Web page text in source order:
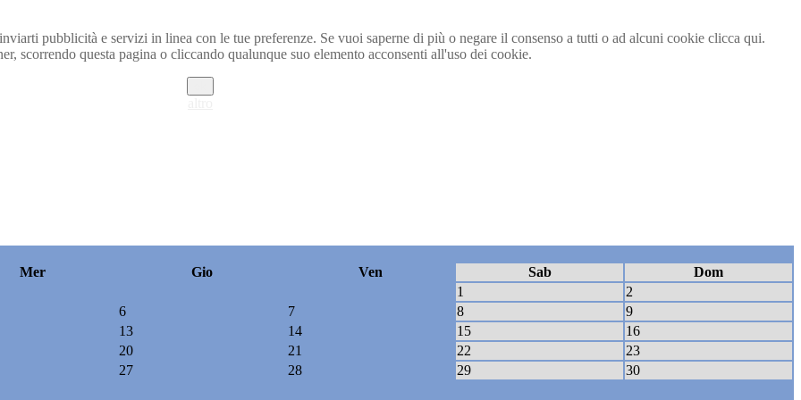
pubblicità e servizi in linea con le tue preferenze. Se vuoi saperne di più o negare il consenso a tutti o ad alcuni cookie clicca qui.
scorrendo questa pagina o cliccando qualunque suo elemento acconsenti all'uso dei cookie.
Mer Gio Ven Sab
Dom
1
2
6 7 8
9
13 14 15
16
20 21 22
23
27 28 29
30